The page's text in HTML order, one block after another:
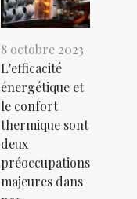
8 octobre 2023
L'efficacité
énergétique et
le confort
thermique sont
deux
préoccupations
majeures dans